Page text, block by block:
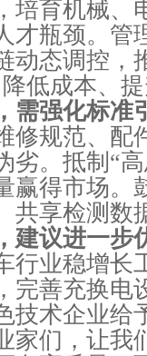
培育机械、
才瓶颈。管
动态调控，
低成本、提
需强化标准
修规范、配
劣。抵制“
赢得市场。
共享检测数
建议进一步
行业稳增长
完善充换电
技术企业给
家们，让我